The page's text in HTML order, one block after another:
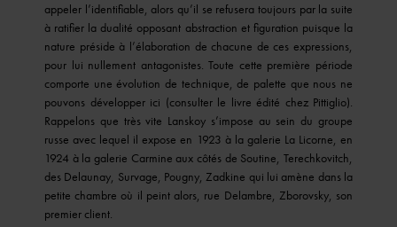
appeler l’identifiable, alors qu’il se refusera toujours par la suite
à ratifier la dualité opposant abstraction et figuration puisque la
nature préside à l’élaboration de chacune de ces expressions,
pour lui nullement antagonistes. Toute cette première période
comporte une évolution de technique, de palette que nous ne
pouvons développer ici (consulter le livre édité chez Pittiglio).
Rappelons que très vite Lanskoy s’impose au sein du groupe
russe avec lequel il expose en 1923 à la galerie La Licorne, en
1924 à la galerie Carmine aux côtés de Soutine, Terechkovitch,
des Delaunay, Survage, Pougny, Zadkine qui lui amène dans la
petite chambre où il peint alors, rue Delambre, Zborovsky, son
premier client.